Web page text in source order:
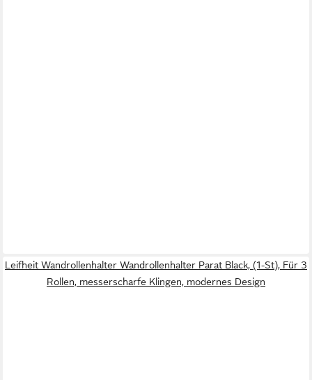
Leifheit Wandrollenhalter Wandrollenhalter Parat Black, (1-St), Für 3
Rollen, messerscharfe Klingen, modernes Design